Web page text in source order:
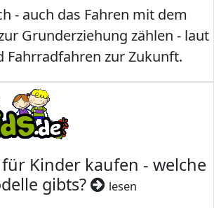
- auch das Fahren mit dem
Grunderziehung zählen - laut
Fahrradfahren zur Zukunft.
Kinder kaufen - welche
gibts?
lesen